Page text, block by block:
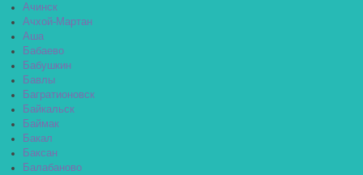
Ачинск
Ачхой-Мартан
Аша
Бабаево
Бабушкин
Бавлы
Багратионовск
Байкальск
Баймак
Бакал
Баксан
Балабаново